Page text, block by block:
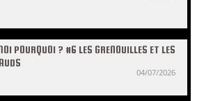
POURQUOI ? #6 LES GRENOUILLES ET LES
04/07/2026